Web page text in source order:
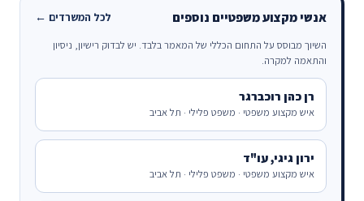
אנשי מקצוע משפטיים נוספים לכל המשרדים ←
השיוך מבוסס על התחום הכללי של המאמר בלבד. יש לבדוק רישיון, ניסיון
והתאמה למקרה.
רן כהן רוכברגר
איש מקצוע משפטי · משפט פלילי · תל אביב
ירון גיגי, עו"ד
איש מקצוע משפטי · משפט פלילי · תל אביב